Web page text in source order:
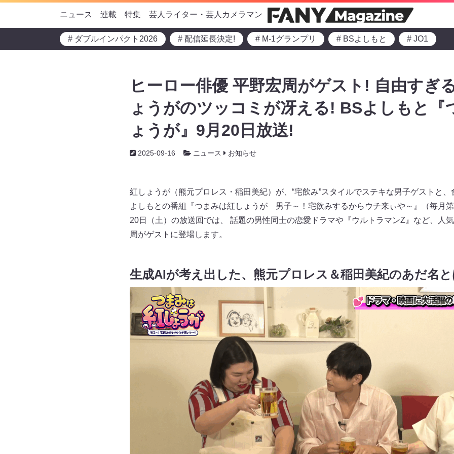
ニュース 連載 特集 芸人ライター・芸人カメラマン
# ダブルインパクト2026 # 配信延長決定! # M-1グランプリ # BSよしもと # JO1
ヒーロー俳優 平野宏周がゲスト! 自由すぎ
ょうがのツッコミが冴える! BSよしもと『
ょうが』9月20日放送!
2025-09-16 ニュース お知らせ
紅しょうが（熊元プロレス・稲田美紀）が、“宅飲み”スタイルでステキな男子ゲストと
よしもとの番組『つまみは紅しょうが 男子～！宅飲みするからウチ来ぃや～』（毎月
20日（土）の放送回では、 話題の男性同士の恋愛ドラマや『ウルトラマンZ』など、人
周がゲストに登場します。
生成AIが考え出した、熊元プロレス＆稲田美紀のあだ名